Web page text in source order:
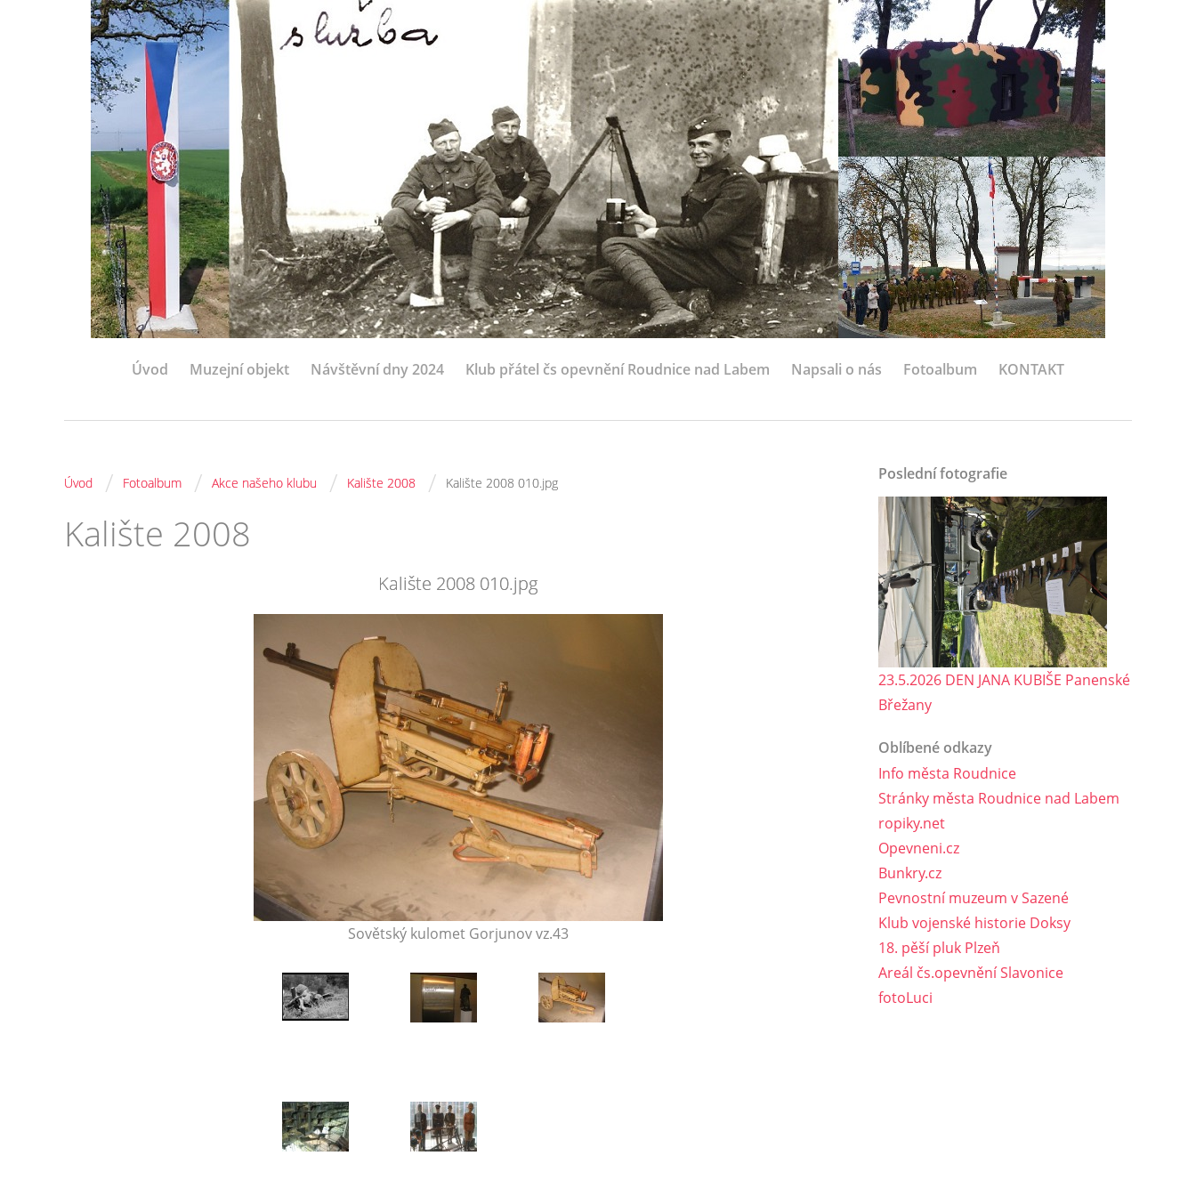
Úvod Muzejní objekt Návštěvní dny 2024 Klub přátel čs opevnění Roudnice nad Labem Napsali o nás Fotoalbum KONTAKT
Úvod / Fotoalbum / Akce našeho klubu / Kalište 2008 / Kalište 2008 010.jpg
Kalište 2008
Kalište 2008 010.jpg
Sovětský kulomet Gorjunov vz.43
Poslední fotografie
23.5.2026 DEN JANA KUBIŠE Panenské
Břežany
Oblíbené odkazy
Info města Roudnice
Stránky města Roudnice nad Labem
ropiky.net
Opevneni.cz
Bunkry.cz
Pevnostní muzeum v Sazené
Klub vojenské historie Doksy
18. pěší pluk Plzeň
Areál čs.opevnění Slavonice
fotoLuci